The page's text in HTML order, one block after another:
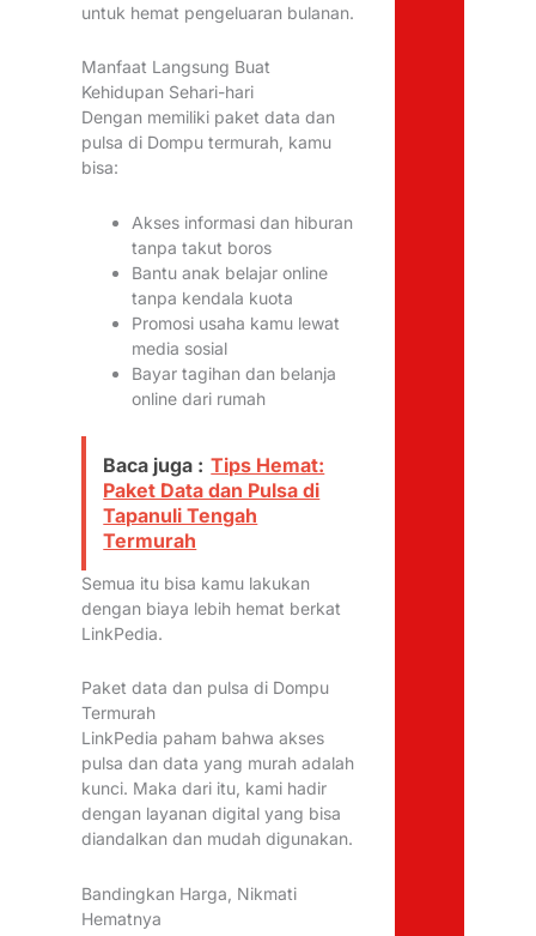
untuk hemat pengeluaran bulanan.
Manfaat Langsung Buat
Kehidupan Sehari-hari
Dengan memiliki paket data dan
pulsa di Dompu termurah, kamu
bisa:
Akses informasi dan hiburan
tanpa takut boros
Bantu anak belajar online
tanpa kendala kuota
Promosi usaha kamu lewat
media sosial
Bayar tagihan dan belanja
online dari rumah
Baca juga : Tips Hemat:
Paket Data dan Pulsa di
Tapanuli Tengah
Termurah
Semua itu bisa kamu lakukan
dengan biaya lebih hemat berkat
LinkPedia.
Paket data dan pulsa di Dompu
Termurah
LinkPedia paham bahwa akses
pulsa dan data yang murah adalah
kunci. Maka dari itu, kami hadir
dengan layanan digital yang bisa
diandalkan dan mudah digunakan.
Bandingkan Harga, Nikmati
Hematnya